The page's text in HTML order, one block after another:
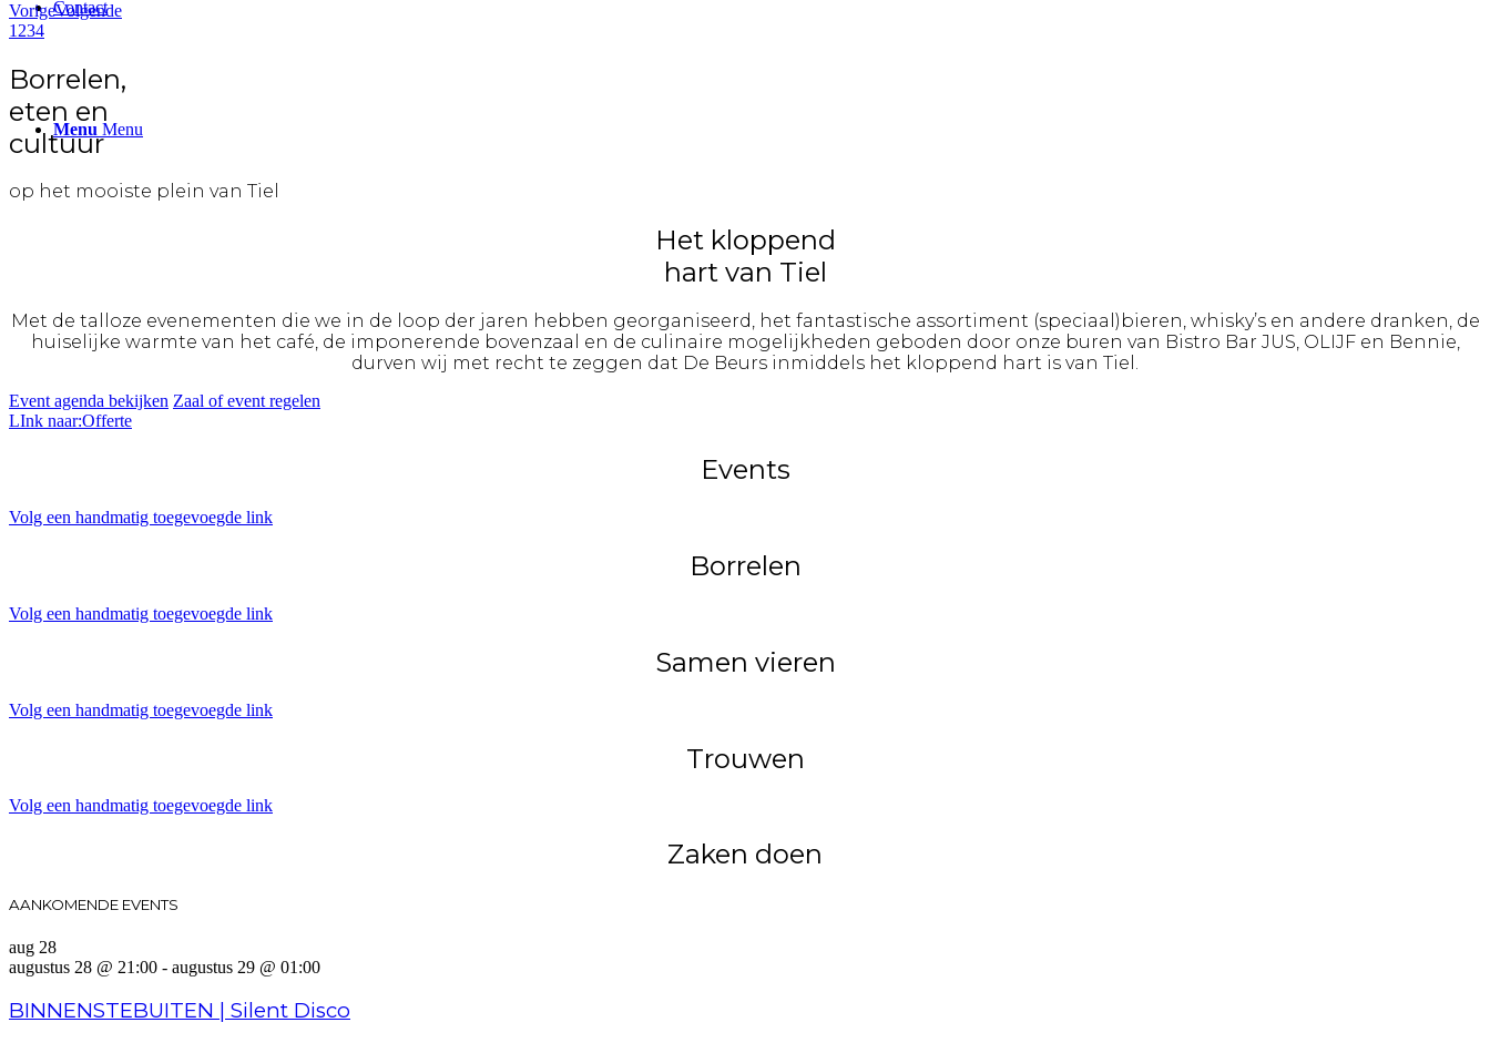
Contact
Menu Menu
VorigeVolgende
1 234
Borrelen,
eten en
cultuur
op het mooiste plein van Tiel
Het kloppend
hart van Tiel
Met de talloze evenementen die we in de loop der jaren hebben georganiseerd, het fantastische assortiment (speciaal)bieren, whisky’s en andere dranken, de
huiselijke warmte van het café, de imponerende bovenzaal en de culinaire mogelijkheden geboden door onze buren van Bistro Bar JUS, OLIJF en Bennie,
durven wij met recht te zeggen dat De Beurs inmiddels het kloppend hart is van Tiel.
Event agenda bekijken Zaal of event regelen
LInk naar:Offerte
Events
Volg een handmatig toegevoegde link
Borrelen
Volg een handmatig toegevoegde link
Samen vieren
Volg een handmatig toegevoegde link
Trouwen
Volg een handmatig toegevoegde link
Zaken doen
AANKOMENDE EVENTS
aug 28
augustus 28 @ 21:00 - augustus 29 @ 01:00
BINNENSTEBUITEN | Silent Disco